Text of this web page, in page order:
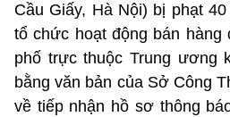
Cầu Giấy, Hà Nội) bị phạt
tổ chức hoạt động bán hàng
phố trực thuộc Trung ương
bằng văn bản của Sở Công
về tiếp nhận hồ sơ thông